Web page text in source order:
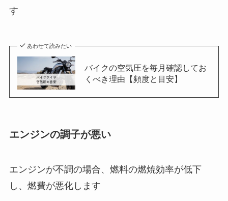
す
あわせて読みたい
バイクの空気圧を毎月確認してお
くべき理由【頻度と目安】
エンジンの調子が悪い
エンジンが不調の場合、燃料の燃焼効率が低下
し、燃費が悪化します